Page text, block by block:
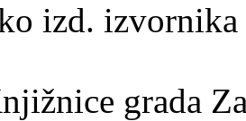
izd.
grada